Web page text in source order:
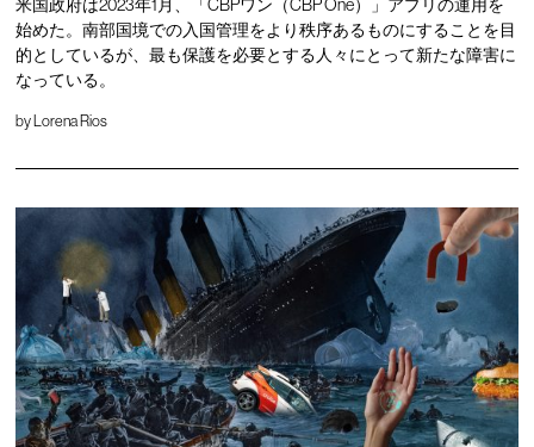
米国政府は2023年1月、「CBPワン（CBP One）」アプリの運用を
始めた。南部国境での入国管理をより秩序あるものにすることを目
的としているが、最も保護を必要とする人々にとって新たな障害に
なっている。
by Lorena Rios